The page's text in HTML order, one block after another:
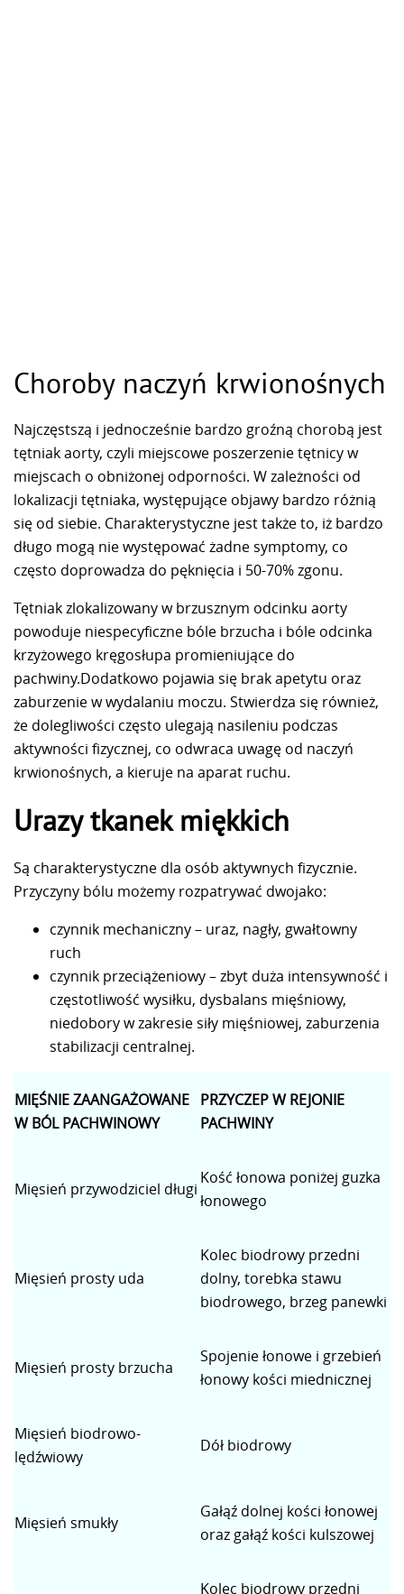
Choroby naczyń krwionośnych
Najczęstszą i jednocześnie bardzo groźną chorobą jest
tętniak aorty, czyli miejscowe poszerzenie tętnicy w
miejscach o obniżonej odporności. W zależności od
lokalizacji tętniaka, występujące objawy bardzo różnią
się od siebie. Charakterystyczne jest także to, iż bardzo
długo mogą nie występować żadne symptomy, co
często doprowadza do pęknięcia i 50-70% zgonu.
Tętniak zlokalizowany w brzusznym odcinku aorty
powoduje niespecyficzne bóle brzucha i bóle odcinka
krzyżowego kręgosłupa promieniujące do
pachwiny.Dodatkowo pojawia się brak apetytu oraz
zaburzenie w wydalaniu moczu. Stwierdza się również,
że dolegliwości często ulegają nasileniu podczas
aktywności fizycznej, co odwraca uwagę od naczyń
krwionośnych, a kieruje na aparat ruchu.
Urazy tkanek miękkich
Są charakterystyczne dla osób aktywnych fizycznie.
Przyczyny bólu możemy rozpatrywać dwojako:
czynnik mechaniczny – uraz, nagły, gwałtowny
ruch
czynnik przeciążeniowy – zbyt duża intensywność i
częstotliwość wysiłku, dysbalans mięśniowy,
niedobory w zakresie siły mięśniowej, zaburzenia
stabilizacji centralnej.
MIĘŚNIE ZAANGAŻOWANE
W BÓL PACHWINOWY
PRZYCZEP W REJONIE
PACHWINY
Mięsień przywodziciel długi
Kość łonowa poniżej guzka
łonowego
Mięsień prosty uda
Kolec biodrowy przedni
dolny, torebka stawu
biodrowego, brzeg panewki
Mięsień prosty brzucha
Spojenie łonowe i grzebień
łonowy kości miednicznej
Mięsień biodrowo-
lędźwiowy
Dół biodrowy
Mięsień smukły
Gałąź dolnej kości łonowej
oraz gałąź kości kulszowej
Kolec biodrowy przedni